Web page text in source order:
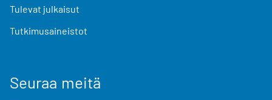
Tulevat julkaisut
Tutkimusaineistot
Seuraa meitä